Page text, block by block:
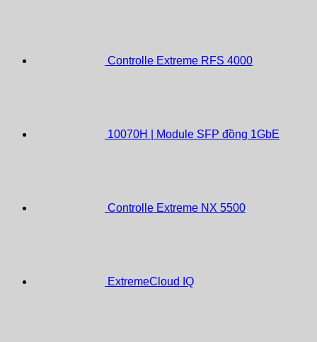
Controlle Extreme RFS 4000
10070H | Module SFP đồng 1GbE
Controlle Extreme NX 5500
ExtremeCloud IQ